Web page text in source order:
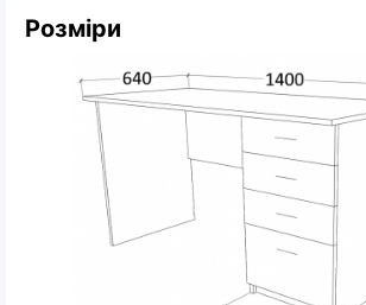
Розміри